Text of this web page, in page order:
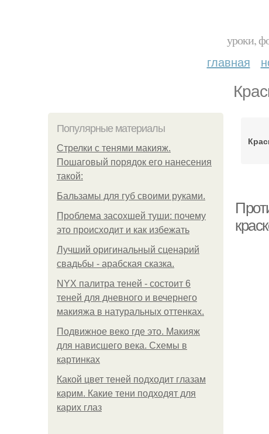
уроки,
главная
Популярные материалы
Стрелки с тенями макияж.
Пошаговый порядок его нанесения
такой:
Бальзамы для губ своими руками.
Проблема засохшей туши: почему
это происходит и как избежать
Лучший оригинальный сценарий
свадьбы - арабская сказка.
NYX палитра теней - состоит 6
теней для дневного и вечернего
макияжа в натуральных оттенках.
Подвижное веко где это. Макияж
для нависшего века. Схемы в
картинках
Какой цвет теней подходит глазам
карим. Какие тени подходят для
карих глаз